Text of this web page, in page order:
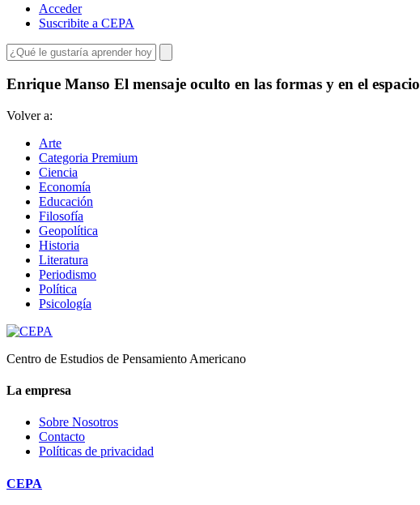
Acceder
Suscribite a CEPA
Enrique Manso El mensaje oculto en las formas y en el espacio
Volver a:
Arte
Categoria Premium
Ciencia
Economía
Educación
Filosofía
Geopolítica
Historia
Literatura
Periodismo
Política
Psicología
Centro de Estudios de Pensamiento Americano
La empresa
Sobre Nosotros
Contacto
Políticas de privacidad
CEPA